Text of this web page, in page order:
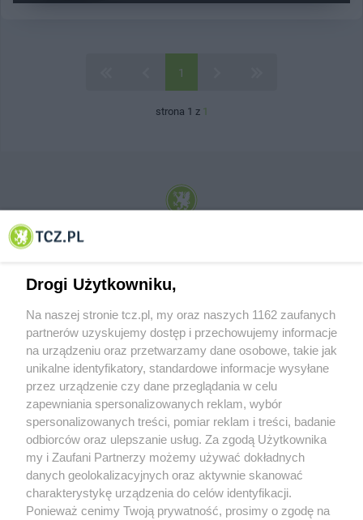
1
strona 1 z 1
© 2001-2026 Tczew - TCZ.PL Sp. z o.o. Internetowy Serwis Informacyjny Miasta
O FIRMIE POLITYKA PRYWATNOŚCI HOSTING
REKLAMA WSPÓŁPRACA RSS FACEBOOK KONTAKT
Nasze serwisy
Aktualności
Muzyka i kultura
Drogi Użytkowniku,
Na naszej stronie tcz.pl, my oraz naszych 1162 zaufanych
partnerów uzyskujemy dostęp i przechowujemy informacje
na urządzeniu oraz przetwarzamy dane osobowe, takie jak
unikalne identyfikatory, standardowe informacje wysyłane
przez urządzenie czy dane przeglądania w celu
zapewniania spersonalizowanych reklam, wybór
spersonalizowanych treści, pomiar reklam i treści, badanie
odbiorców oraz ulepszanie usług. Za zgodą Użytkownika
my i Zaufani Partnerzy możemy używać dokładnych
danych geolokalizacyjnych oraz aktywnie skanować
charakterystykę urządzenia do celów identyfikacji.
Ponieważ cenimy Twoją prywatność, prosimy o zgodę na